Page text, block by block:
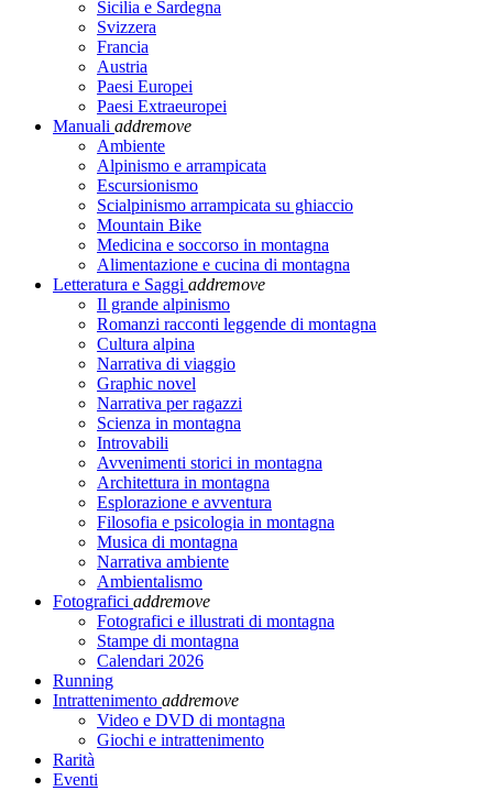
Sicilia e Sardegna
Svizzera
Francia
Austria
Paesi Europei
Paesi Extraeuropei
Manuali addremove
Ambiente
Alpinismo e arrampicata
Escursionismo
Scialpinismo arrampicata su ghiaccio
Mountain Bike
Medicina e soccorso in montagna
Alimentazione e cucina di montagna
Letteratura e Saggi addremove
Il grande alpinismo
Romanzi racconti leggende di montagna
Cultura alpina
Narrativa di viaggio
Graphic novel
Narrativa per ragazzi
Scienza in montagna
Introvabili
Avvenimenti storici in montagna
Architettura in montagna
Esplorazione e avventura
Filosofia e psicologia in montagna
Musica di montagna
Narrativa ambiente
Ambientalismo
Fotografici addremove
Fotografici e illustrati di montagna
Stampe di montagna
Calendari 2026
Running
Intrattenimento addremove
Video e DVD di montagna
Giochi e intrattenimento
Rarità
Eventi